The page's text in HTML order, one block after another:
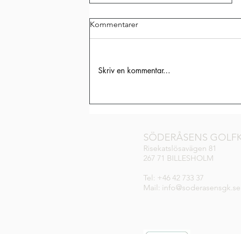
Kommentarer
Skriv en kommentar...
SÖDERÅSENS
Risekatslösavägen 81
267 71 BILLESHOLM
Tel: +46 42 733 37
Mail: info@soderasensgk.se